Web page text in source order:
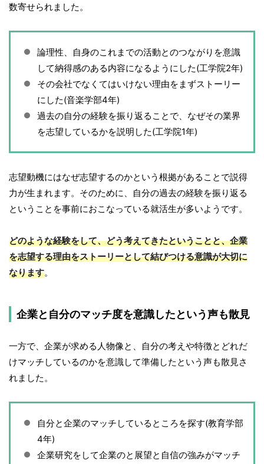
数寄せられました。
論理性、自身のこれまでの活動とのつながりを意識
して納得感のある内容になるようにした(工学院2年)
その会社でなくてはいけない理由をまずストーリー
にした(音楽学部4年)
過去の自分の経験を振り返ることで、なぜその業界
を志望しているかを説明した(工学院1年)
志望動機にはなぜ志望するのかという根拠があることで説得
力が生まれます。そのために、自分の過去の経験を振り返る
ということを事前におこなっている就活生が多いようです。
どのような経験をして、どう考えてきたということと、企業
を志望する理由をストーリーとして結びつける意識が大切に
なります。
企業と自分のマッチ度を意識したという声も散見
一方で、企業が求める人物像と、自分の考えや特徴とどれだ
けマッチしているのかを意識して準備したという声も散見さ
れました。
自分と企業のマッチしているところを探す(教育学部
4年)
企業研究をして企業のと展望と自信の強みがマッチ